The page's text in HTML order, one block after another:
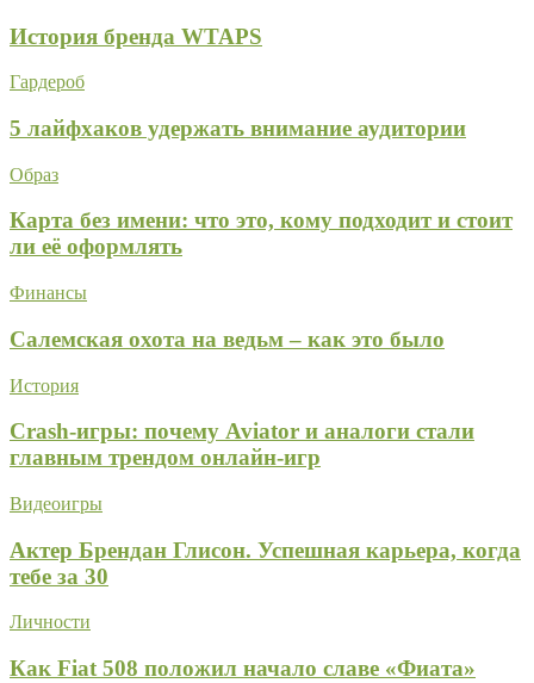
История бренда WTAPS
Гардероб
5 лайфхаков удержать внимание аудитории
Образ
Карта без имени: что это, кому подходит и стоит
ли её оформлять
Финансы
Салемская охота на ведьм – как это было
История
Crash-игры: почему Aviator и аналоги стали
главным трендом онлайн-игр
Видеоигры
Актер Брендан Глисон. Успешная карьера, когда
тебе за 30
Личности
Как Fiat 508 положил начало славе «Фиата»